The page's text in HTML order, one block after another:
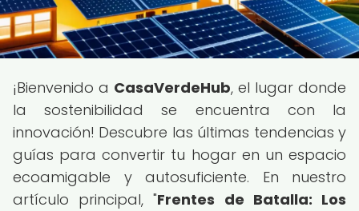
¡Bienvenido a CasaVerdeHub, el lugar donde
la sostenibilidad se encuentra con la
innovación! Descubre las últimas tendencias y
guías para convertir tu hogar en un espacio
ecoamigable y autosuficiente. En nuestro
artículo principal, "Frentes de Batalla: Los